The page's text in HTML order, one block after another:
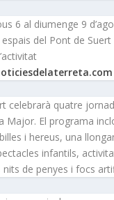
6 al diumenge 9
del Pont de Suert
celebrarà quatre
Major. El programa
i hereus, una
infantils,
de penyes i focs